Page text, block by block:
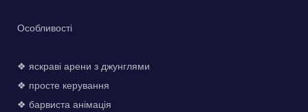
Особливості
❖ яскраві арени з джунглями
❖ просте керування
❖ барвиста анімація